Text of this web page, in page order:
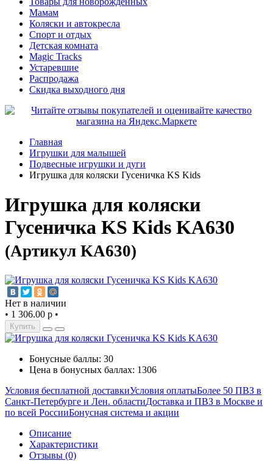
Мамам
Коляски и автокресла
Спорт и отдых
Детская комната
Magic Tracks
Устаревшие
Распродажа
Скидка выходного дня
Главная
Игрушки для малышей
Подвесные игрушки и дуги
Игрушка для коляски Гусеничка KS Kids
Игрушка для коляски
Гусеничка KS Kids KA630
(Артикул KA630)
Нет в наличии
• 1 306.00 р •
Купить
Бонусные баллы: 30
Цена в бонусных баллах: 1306
Условия бесплатной доставкиУсловия оплатыБолее 50 ПВЗ в
Санкт-Петербурге и Лен. областиДоставка и ПВЗ в Москве и
по всей РоссииБонусная система и акции
Описание
Характеристики
Отзывы (0)